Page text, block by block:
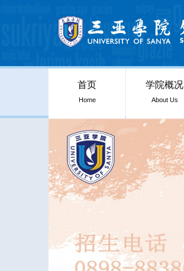
首页
Home
学院概况
About Us